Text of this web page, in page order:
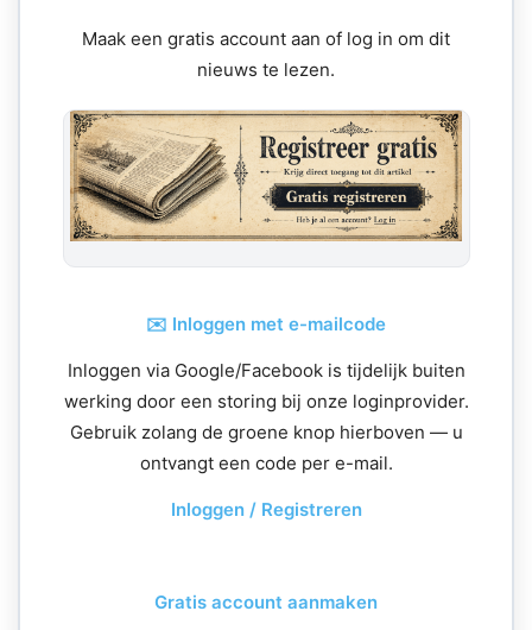
Maak een gratis account aan of log in om dit
nieuws te lezen.
✉️ Inloggen met e-mailcode
Inloggen via Google/Facebook is tijdelijk buiten
werking door een storing bij onze loginprovider.
Gebruik zolang de groene knop hierboven — u
ontvangt een code per e-mail.
Inloggen / Registreren
Gratis account aanmaken